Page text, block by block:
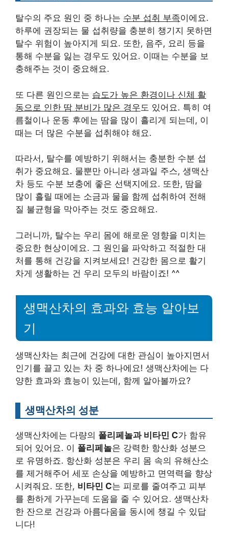
탈수의 주요 원인 중 하나는 수분 섭취 부족이에요.
하루에 권장되는 물 섭취량을 충분히 챙기지 못하면
탈수 위험이 높아지게 되요. 또한, 음주, 요리 등을
통해 수분을 잃는 경우도 있어요. 이때는 수분을 보
충해주는 것이 중요해요.
또 다른 원인으로는 습도가 높은 환경이나 신체 활
동으로 인한 땀 분비가 많은 경우 도 있어요. 특히 여
름철이나 운동 후에는 땀을 많이 흘리게 되는데, 이
때는 더 많은 수분을 섭취해야 해요.
따라서, 탈수를 예방하기 위해서는 충분한 수분 섭
취가 중요해요. 물뿐만 아니라 생과일 주스, 생맥산
차 등도 수분 보충에 좋은 선택지에요. 또한, 땀을
많이 흘릴 때에는 소금과 물을 함께 섭취하여 전해
질 불균형을 막아주는 것도 중요해요.
그러니까, 탈수는 우리 몸에 해로운 영향을 미치는
중요한 현상이에요. 그 원인을 파악하고 적절한 대
처를 통해 건강을 지켜보세요! 건강한 몸으로 활기
차게 생활하는 건 우리 모두의 바람이죠! ^^
생맥산차의 효과와 효능 알아보
기
생맥산차는 최근에 건강에 대한 관심이 높아지면서
인기를 끌고 있는 차 중 하나에요! 생맥산차에는 다
양한 효과와 효능이 있는데, 함께 알아볼까요?
생맥산차의 성분
생맥산차에는 다량의 폴리페놀과 비타민 C가 함유
되어 있어요. 이 폴리페놀은 강력한 항산화 성분으
로 유명하죠. 항산화 성분은 우리 몸 속의 유해산소
를 제거해주어 세포 손상을 예방하고 면역력을 향상
시켜줘요. 또한, 비타민 C는 피로를 줄여주고 피부
를 환하게 가꾸는데 도움을 줄 수 있어요. 생맥산차
한 잔으로 건강과 아름다움을 동시에 챙길 수 있답
니다!